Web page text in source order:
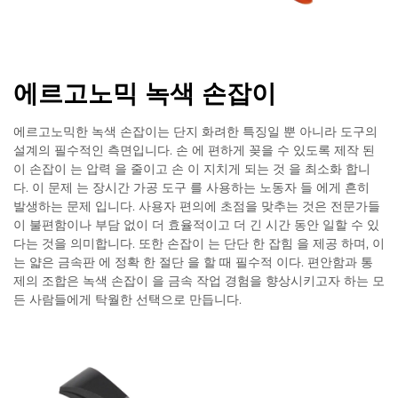
에르고노믹 녹색 손잡이
에르고노믹한 녹색 손잡이는 단지 화려한 특징일 뿐 아니라 도구의
설계의 필수적인 측면입니다. 손 에 편하게 꽂을 수 있도록 제작 된
이 손잡이 는 압력 을 줄이고 손 이 지치게 되는 것 을 최소화 합니
다. 이 문제 는 장시간 가공 도구 를 사용하는 노동자 들 에게 흔히
발생하는 문제 입니다. 사용자 편의에 초점을 맞추는 것은 전문가들
이 불편함이나 부담 없이 더 효율적이고 더 긴 시간 동안 일할 수 있
다는 것을 의미합니다. 또한 손잡이 는 단단 한 잡힘 을 제공 하며, 이
는 얇은 금속판 에 정확 한 절단 을 할 때 필수적 이다. 편안함과 통
제의 조합은 녹색 손잡이 을 금속 작업 경험을 향상시키고자 하는 모
든 사람들에게 탁월한 선택으로 만듭니다.